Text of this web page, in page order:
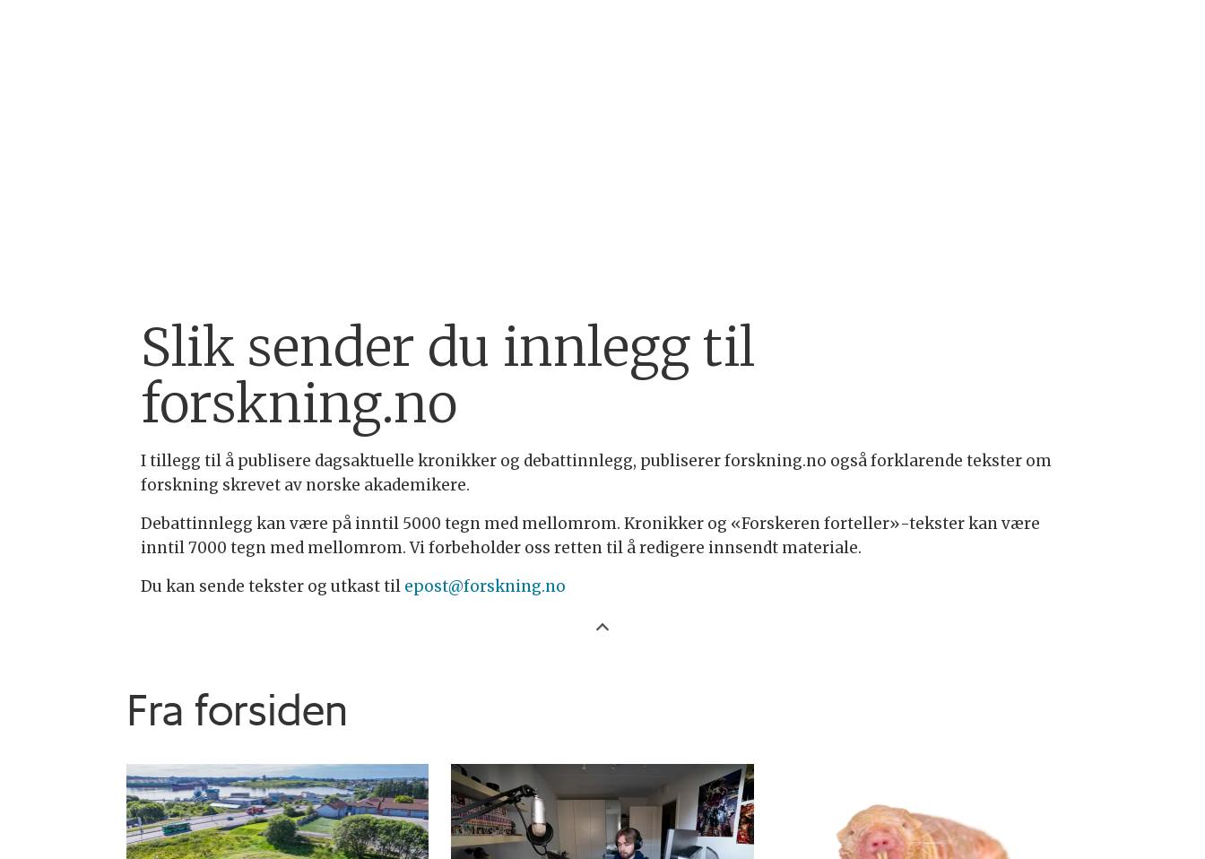
Slik sender du innlegg til
forskning.no
I tillegg til å publisere dagsaktuelle kronikker og debattinnlegg, publiserer forskning.no også forklarende tekster om
forskning skrevet av norske akademikere.
Debattinnlegg kan være på inntil 5000 tegn med mellomrom. Kronikker og «Forskeren forteller»-tekster kan være
inntil 7000 tegn med mellomrom. Vi forbeholder oss retten til å redigere innsendt materiale.
Du kan sende tekster og utkast til epost@forskning.no
Fra forsiden